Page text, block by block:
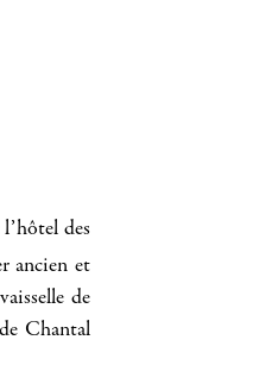
des
ancien et
de
Chantal